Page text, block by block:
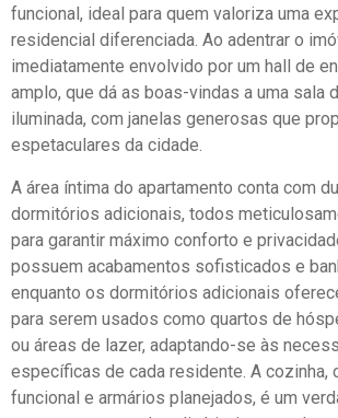
funcional, ideal para quem valoriza uma
residencial diferenciada. Ao adentrar o
imediatamente envolvido por um hall de
amplo, que dá as boas-vindas a uma sala
iluminada, com janelas generosas que
espetaculares da cidade.
A área íntima do apartamento conta com
dormitórios adicionais, todos
para garantir máximo conforto e
possuem acabamentos sofisticados e
enquanto os dormitórios adicionais
para serem usados como quartos de
ou áreas de lazer, adaptando-se às
específicas de cada residente. A cozinha,
funcional e armários planejados, é um